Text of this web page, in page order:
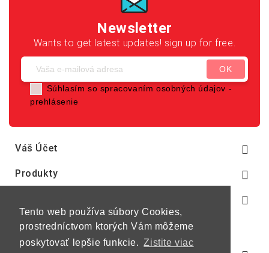
Tento web používa súbory Cookies,
prostredníctvom ktorých Vám môžeme
poskytovať lepšie funkcie. Zistite viac
Newsletter
Wants to get latest updates! sign up for free.
Súhlasím so spracovaním osobných údajov -
prehlásenie
Váš Účet 
Produkty 
